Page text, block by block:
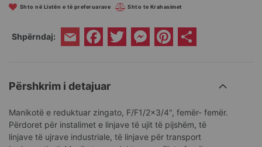
Shto në Listën e të preferuarave Shto te Krahasimet
Shpërndaj: Email Facebook
Twitter Messenger
Pinterest
Përshkrim i detajuar
Manikotë e reduktuar zingato, F/F1/2x3/4", femër- femër.
Përdoret për instalimet e linjave të ujit të pijshëm, të
linjave të ujrave industriale, të linjave për transport